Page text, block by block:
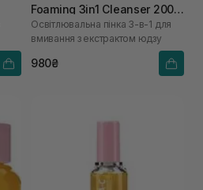
Foaming 3in1 Cleanser 200
мл
Освітлювальна пінка 3-в-1 для
вмивання з екстрактом юдзу
980₴